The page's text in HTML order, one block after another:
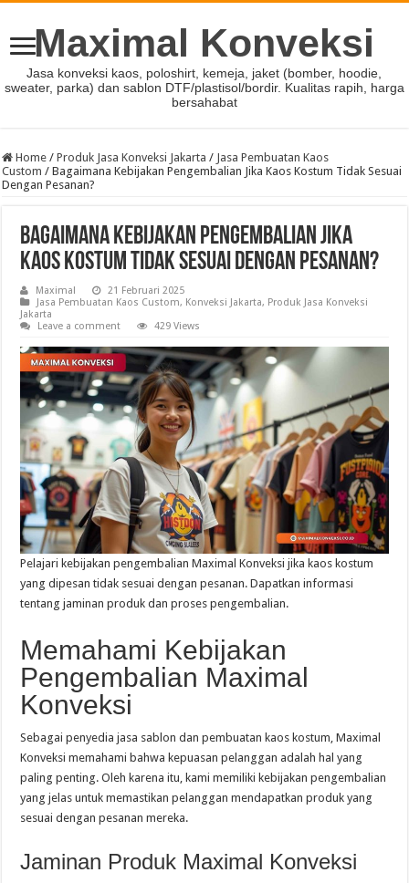
Maximal Konveksi
Jasa konveksi kaos, poloshirt, kemeja, jaket (bomber, hoodie,
sweater, parka) dan sablon DTF/plastisol/bordir. Kualitas rapih, harga
bersahabat
Home / Produk Jasa Konveksi Jakarta / Jasa Pembuatan Kaos
Custom / Bagaimana Kebijakan Pengembalian Jika Kaos Kostum Tidak Sesuai
Dengan Pesanan?
Bagaimana Kebijakan Pengembalian Jika
Kaos Kostum Tidak Sesuai Dengan Pesanan?
Maximal
21 Februari 2025
Jasa Pembuatan Kaos Custom, Konveksi Jakarta, Produk Jasa Konveksi
Jakarta
Leave a comment
429 Views
Pelajari kebijakan pengembalian Maximal Konveksi jika kaos kostum
yang dipesan tidak sesuai dengan pesanan. Dapatkan informasi
tentang jaminan produk dan proses pengembalian.
Memahami Kebijakan
Pengembalian Maximal
Konveksi
Sebagai penyedia jasa sablon dan pembuatan kaos kostum, Maximal
Konveksi memahami bahwa kepuasan pelanggan adalah hal yang
paling penting. Oleh karena itu, kami memiliki kebijakan pengembalian
yang jelas untuk memastikan pelanggan mendapatkan produk yang
sesuai dengan pesanan mereka.
Jaminan Produk Maximal Konveksi